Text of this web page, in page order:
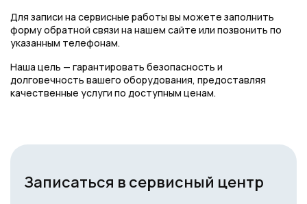
Для записи на сервисные работы вы можете заполнить
форму обратной связи на нашем сайте или позвонить по
указанным телефонам.
Наша цель — гарантировать безопасность и
долговечность вашего оборудования, предоставляя
качественные услуги по доступным ценам.
Записаться в сервисный центр